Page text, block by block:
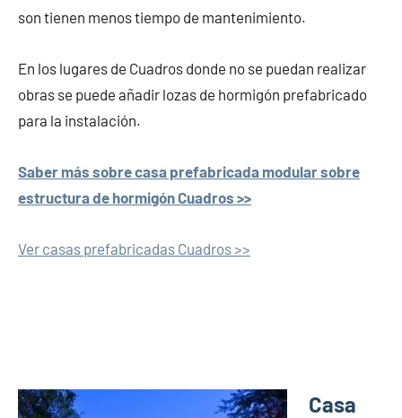
son tienen menos tiempo de mantenimiento.
En los lugares de Cuadros donde no se puedan realizar
obras se puede añadir lozas de hormigón prefabricado
para la instalación.
Saber más sobre casa prefabricada modular sobre
estructura de hormigón Cuadros >>
Ver casas prefabricadas Cuadros >>
Casa